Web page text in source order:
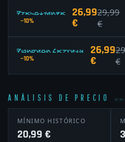
Dracotienda
−10%
26,99
€
29,99
€
Dungeon Marvels
−10%
26,99
€
€
ANÁLISIS DE PRECIO
MÍNIMO HISTÓRICO
20,99 €